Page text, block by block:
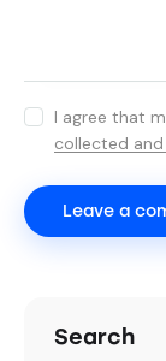
I agree that
collected
Search